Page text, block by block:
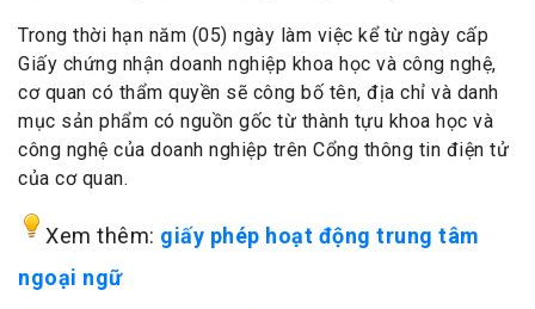
Trong thời hạn năm (05) ngày làm việc kể từ ngày cấp
Giấy chứng nhận doanh nghiệp khoa học và công nghệ,
cơ quan có thẩm quyền sẽ công bố tên, địa chỉ và danh
mục sản phẩm có nguồn gốc từ thành tựu khoa học và
công nghệ của doanh nghiệp trên Cổng thông tin điện tử
của cơ quan.
Xem thêm: giấy phép hoạt động trung tâm
ngoại ngữ